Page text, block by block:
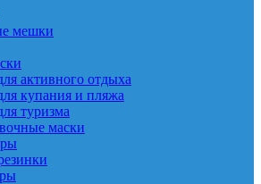
мешки
активного отдыха
купания и пляжа
туризма
маски